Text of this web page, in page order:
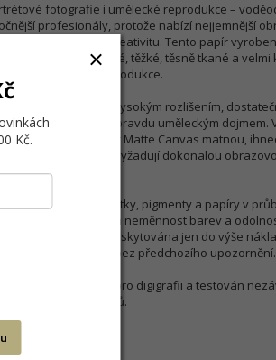
fotografie i umělecké reprodukce –
profesionály, protože nabízí nejjemnější
pro nespoutanou kreativitu. Tento papír
představuje jedinečné, těžké, těsně tkané a
a umělecké reprodukce.
povrchovou vrstvu s vysokým rozlišením,
strukturu působící opravdu uměleckým
Water Resistant Matte Canvas matnou,
aplikace, které vyžadují dokonalou
se všechny barvicí látky, pigmenty a papíry v
poskytnout záruku na neměnnost barev a
a obalové vady je poskytována jen do výše
se může změnit bez předchozího upozornění.
papír byl certifikován pro digigrafii a testován
stabilitu výtisků.
Kč.